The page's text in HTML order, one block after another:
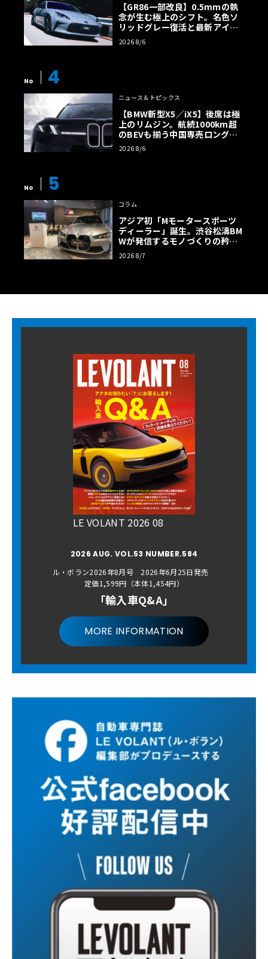
【GR86一部改良】0.5mmの執
念が生む極上のシフト。名色ソ
リッドグレー復活と最新アイサ
イトでFRの極みへ
2026 8/6
No 4
ニュース＆トピックス
【BMW新型X5／iX5】後席は極
上のリムジン。航続1000km超
のBEVも揃う中国専売ロング仕
様の全貌
2026 8/6
No 5
コラム
アジア初「Mモータースポーツ
ディーラー」誕生。渋谷松濤BM
Wが発信するモノづくりの矜持
【木下隆之コラム】
2026 8/7
LE VOLANT 2026 08
2026 AUG. VOL.53 NUMBER.584
ル・ボラン2026年8月号 2026年6月25日発売
定価1,599円（本体1,454円）
「輸入車Q&A」
MORE INFORMATION